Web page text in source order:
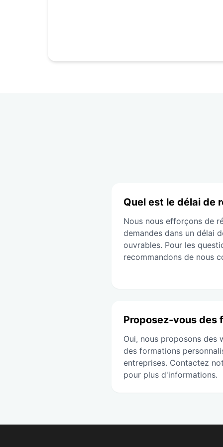
Quel est le délai de
Nous nous efforçons de
demandes dans un délai
ouvrables. Pour les
recommandons de nous
Proposez-vous des
Oui, nous proposons des
des formations
entreprises. Contactez
pour plus d'informations.